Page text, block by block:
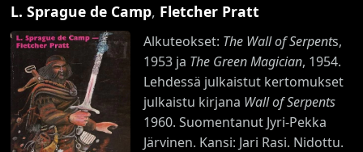
L. Sprague de Camp, Fletcher Pratt
Alkuteokset: The Wall of Serpents,
1953 ja The Green Magician, 1954.
Lehdessä julkaistut kertomukset
julkaistu kirjana Wall of Serpents
1960. Suomentanut Jyri-Pekka
Järvinen. Kansi: Jari Rasi. Nidottu.